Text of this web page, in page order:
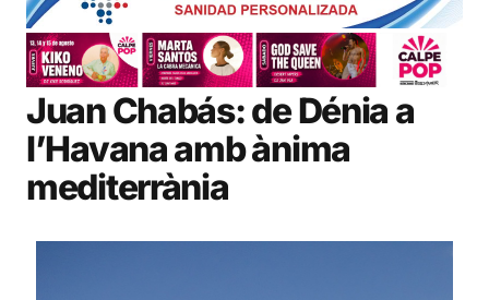
Juan Chabás: de Dénia a
l’Havana amb ànima
mediterrània